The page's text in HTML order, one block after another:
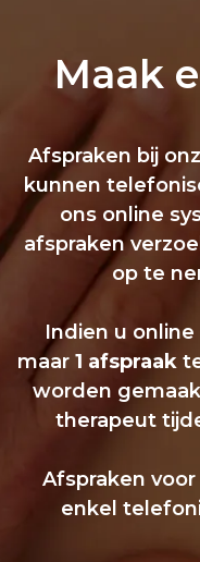
Maak
Afspraken bij
kunnen
ons online
afspraken
op te
Indien u
maar 1 afspraak
worden
therapeut
Afspraken
enkel